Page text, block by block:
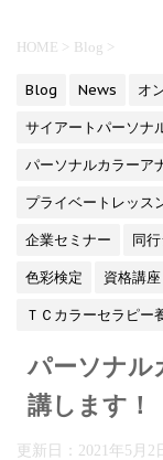
HOME > Blog >
Blog News
オ
サイアートパーソナ
パーソナルカラーア
プライベートレッス
企業セミナー
同
色彩検定
資格講座
ＴＣカラーセラピー
パーソナル
講します
更新日： 2021年5月2